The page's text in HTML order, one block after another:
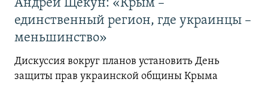
Андрей Щекун: «Крым –
единственный регион, где украинцы –
меньшинство»
Дискуссия вокруг планов установить День
защиты прав украинской общины Крыма